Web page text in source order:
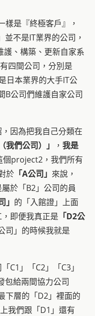
樣是『終極客戶』，
不是IT業界的公司，
護、構築、更新自家系
四間公司，分別是
日本業界的大手IT公
B公司們維護自家公司
因為把我自己分類在
我們公司）」 ， 我是
個project2，我們所有
於 「A公司」 來說，
於「B2」公司的員
」 的「入館證」上面
即便我真正是 「D2公
司」的時候我就是
C1」「C2」「C3」
包給兩間協力公司
下層的「D2」裡面的
我們跟「D1」還有